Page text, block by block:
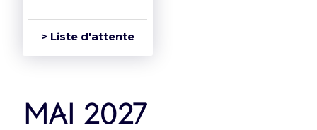
> Liste d'attente
mai 2027